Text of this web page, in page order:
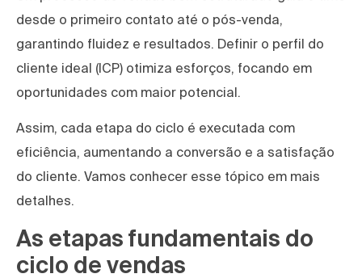
desde o primeiro contato até o pós-venda,
garantindo fluidez e resultados. Definir o perfil do
cliente ideal (ICP) otimiza esforços, focando em
oportunidades com maior potencial.
Assim, cada etapa do ciclo é executada com
eficiência, aumentando a conversão e a satisfação
do cliente. Vamos conhecer esse tópico em mais
detalhes.
As etapas fundamentais do
ciclo de vendas